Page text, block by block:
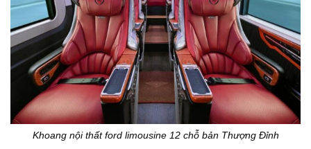
Khoang nội thất ford limousine 12 chỗ bản Thượng Đỉnh